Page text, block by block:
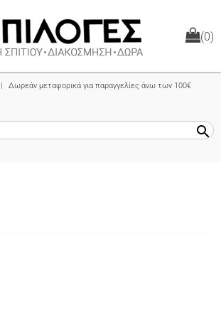
(0)
| Δωρεάν μεταφορικά για παραγγελίες άνω των 100€
search